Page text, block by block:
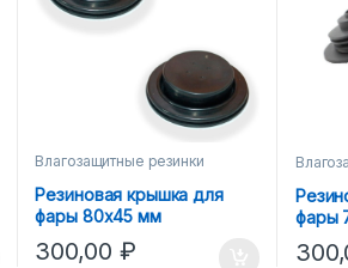
Влагозащитные резинки
Резиновая крышка для
фары 80х45 мм
300,00 ₽
фары